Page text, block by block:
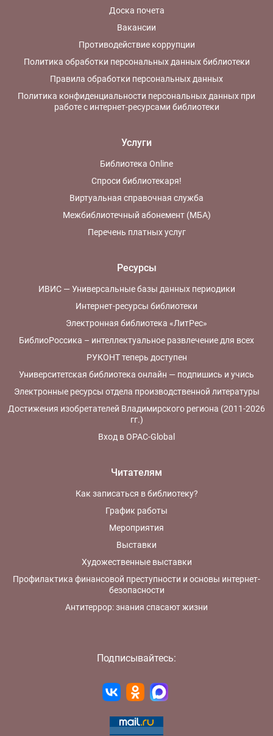
Доска почета
Вакансии
Противодействие коррупции
Политика обработки персональных данных библиотеки
Правила обработки персональных данных
Политика конфиденциальности персональных данных при
работе с интернет-ресурсами библиотеки
Услуги
Библиотека Online
Спроси библиотекаря!
Виртуальная справочная служба
Межбиблиотечный абонемент (МБА)
Перечень платных услуг
Ресурсы
ИВИС — Универсальные базы данных периодики
Интернет-ресурсы библиотеки
Электронная библиотека «ЛитРес»
БиблиоРоссика – интеллектуальное развлечение для всех
РУКОНТ теперь доступен
Университетская библиотека онлайн — подпишись и учись
Электронные ресурсы отдела производственной литературы
Достижения изобретателей Владимирского региона (2011-2026
гг.)
Вход в OPAC-Global
Читателям
Как записаться в библиотеку?
График работы
Мероприятия
Выставки
Художественные выставки
Профилактика финансовой преступности и основы интернет-
безопасности
Антитеррор: знания спасают жизни
Подписывайтесь: